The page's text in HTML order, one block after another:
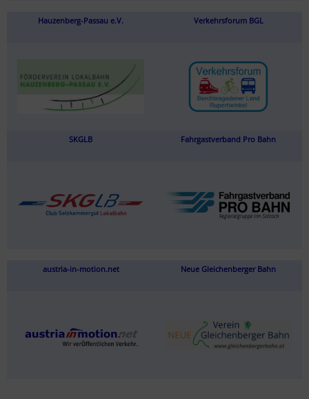
Hauzenberg-Passau e.V. Verkehrsforum BGL
SKGLB Fahrgastverband Pro Bahn
austria-in-motion.net Neue Gleichenberger Bahn